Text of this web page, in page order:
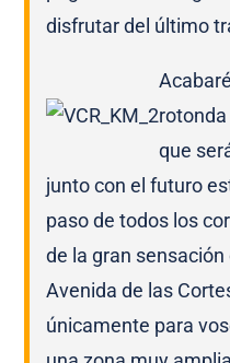
disfrutar del último
rotonda
que
junto con el futuro
paso de todos los
de la gran sensación
Avenida de las
únicamente para